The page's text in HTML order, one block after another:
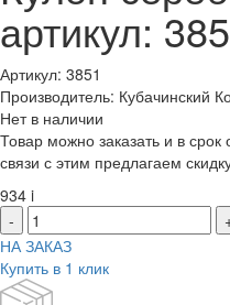
артикул:
Артикул: 3851
Производитель: Кубачинский
Нет в наличии
Товар можно заказать и в
связи с этим предлагаем
934 i
-
НА ЗАКАЗ
Купить в 1 клик